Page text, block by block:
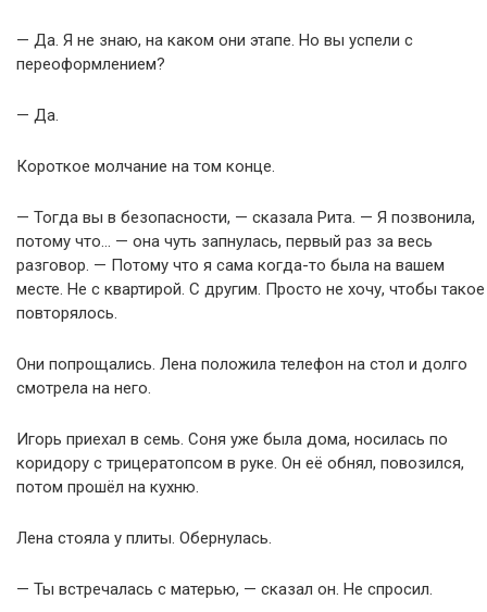
— Да. Я не знаю, на каком они этапе. Но вы успели с
переоформлением?
— Да.
Короткое молчание на том конце.
— Тогда вы в безопасности, — сказала Рита. — Я позвонила,
потому что… — она чуть запнулась, первый раз за весь
разговор. — Потому что я сама когда-то была на вашем
месте. Не с квартирой. С другим. Просто не хочу, чтобы такое
повторялось.
Они попрощались. Лена положила телефон на стол и долго
смотрела на него.
Игорь приехал в семь. Соня уже была дома, носилась по
коридору с трицератопсом в руке. Он её обнял, повозился,
потом прошёл на кухню.
Лена стояла у плиты. Обернулась.
— Ты встречалась с матерью, — сказал он. Не спросил.